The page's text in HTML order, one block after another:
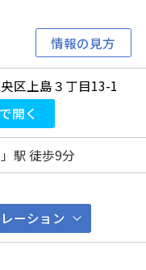
情報の見方
区上島３丁目13-1
開く
駅 徒歩9分
ーション